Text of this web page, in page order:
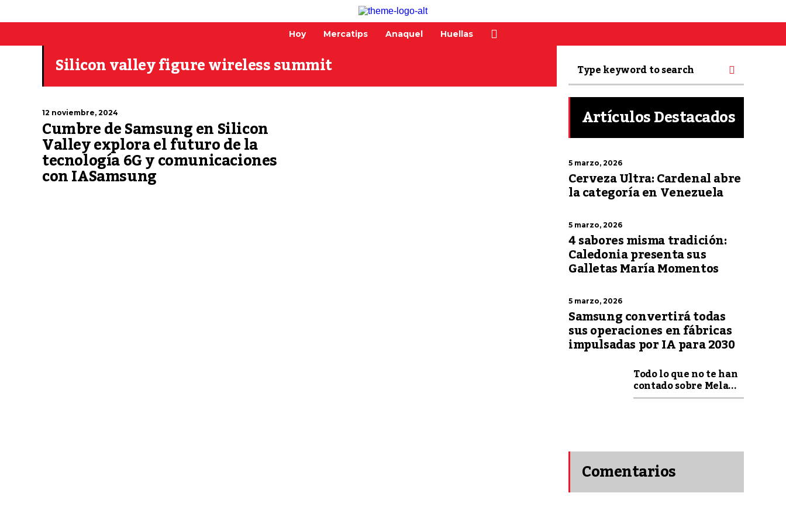
Hoy Mercatips Anaquel Huellas
Silicon valley figure wireless summit
12 noviembre, 2024
Cumbre de Samsung en Silicon
Valley explora el futuro de la
tecnología 6G y comunicaciones
con IASamsung
Artículos Destacados
5 marzo, 2026
Cerveza Ultra: Cardenal abre
la categoría en Venezuela
5 marzo, 2026
4 sabores misma tradición:
Caledonia presenta sus
Galletas María Momentos
5 marzo, 2026
Samsung convertirá todas
sus operaciones en fábricas
impulsadas por IA para 2030
Todo lo que no te han
contado sobre Mela...
Comentarios